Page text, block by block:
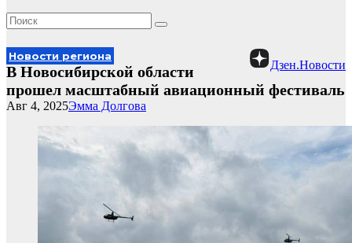
Дзен.Новости
Новости региона
В Новосибирской области
прошел масштабный авиационный фестиваль
Эмма Долгова
Авг 4, 2025